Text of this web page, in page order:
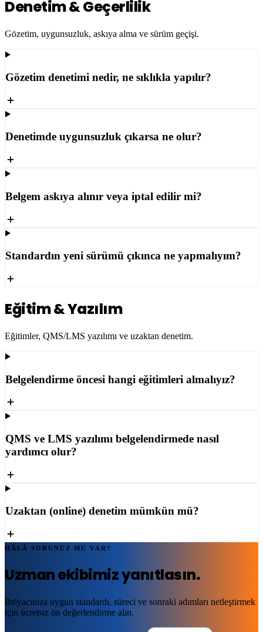
Denetim & Geçerlilik
Gözetim, uygunsuzluk, askıya alma ve sürüm geçişi.
Gözetim denetimi nedir, ne sıklıkla yapılır?
Denetimde uygunsuzluk çıkarsa ne olur?
Belgem askıya alınır veya iptal edilir mi?
Standardın yeni sürümü çıkınca ne yapmalıyım?
Eğitim & Yazılım
Eğitimler, QMS/LMS yazılımı ve uzaktan denetim.
Belgelendirme öncesi hangi eğitimleri almalıyız?
QMS ve LMS yazılımı belgelendirmede nasıl
yardımcı olur?
Uzaktan (online) denetim mümkün mü?
HÂLÂ SORUNUZ MU VAR?
Uzman ekibimiz yanıtlasın.
İhtiyacınıza uygun standardı, süreci ve sonraki adımları netleştirmek
için ücretsiz ön değerlendirme alın.